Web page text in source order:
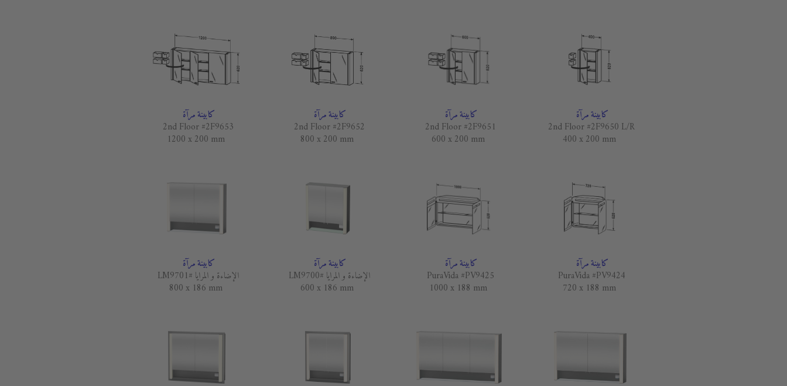
كابينة مرآة
2nd Floor #2F9650 L/R
400 x 200 mm
كابينة مرآة
2nd Floor #2F9651
600 x 200 mm
كابينة مرآة
2nd Floor #2F9652
800 x 200 mm
كابينة مرآة
2nd Floor #2F9653
1200 x 200 mm
كابينة مرآة
PuraVida #PV9424
720 x 188 mm
كابينة مرآة
PuraVida #PV9425
1000 x 188 mm
كابينة مرآة
الإضاءة و المرايا #LM9700
600 x 186 mm
كابينة مرآة
الإضاءة و المرايا #LM9701
800 x 186 mm